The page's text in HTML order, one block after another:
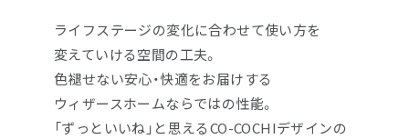
ライフステージの変化に合わせて使い方を
変えていける空間の工夫。
色褪せない安心・快適をお届けする
ウィザースホームならではの性能。
「ずっといいね」と思えるCO-COCHIデザインの